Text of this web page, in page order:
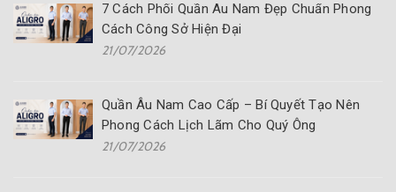
7 Cách Phối Quần Âu Nam Đẹp Chuẩn Phong
Cách Công Sở Hiện Đại
21/07/2026
Quần Âu Nam Cao Cấp – Bí Quyết Tạo Nên
Phong Cách Lịch Lãm Cho Quý Ông
21/07/2026